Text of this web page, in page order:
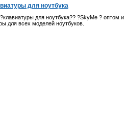
для ноутбука
для ноутбука?? ?SkyMe ? оптом
для всех моделей ноутбуков.